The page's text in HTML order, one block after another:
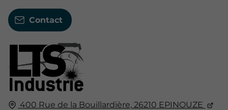
400 Rue de la Bouillardière, 26210 EPINOUZE
Contact